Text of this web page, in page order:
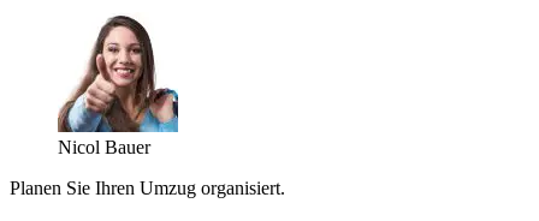
Nicol Bauer
Planen Sie Ihren Umzug organisiert.